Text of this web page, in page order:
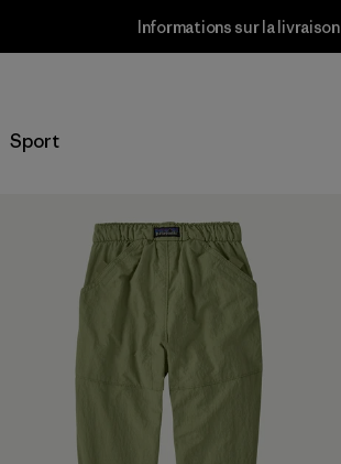
Informations sur la livraison
Sport